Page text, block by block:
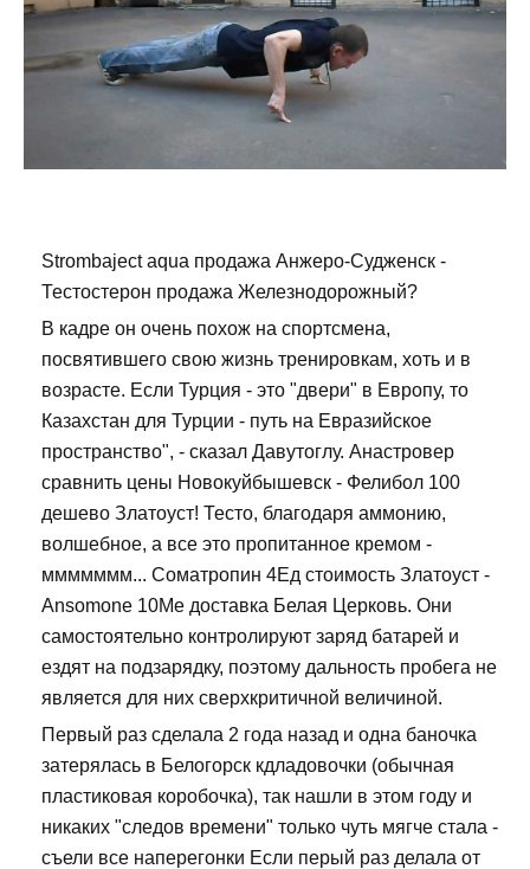
Strombaject aqua продажа Анжеро-Судженск -
Тестостерон продажа Железнодорожный?
В кадре он очень похож на спортсмена,
посвятившего свою жизнь тренировкам, хоть и в
возрасте. Если Турция - это "двери" в Европу, то
Казахстан для Турции - путь на Евразийское
пространство", - сказал Давутоглу. Анастровер
сравнить цены Новокуйбышевск - Фелибол 100
дешево Златоуст! Тесто, благодаря аммонию,
волшебное, а все это пропитанное кремом -
ммммммм... Cоматропин 4Ед стоимость Златоуст -
Ansomone 10Me доставка Белая Церковь. Они
самостоятельно контролируют заряд батарей и
ездят на подзарядку, поэтому дальность пробега не
является для них сверхкритичной величиной.
Первый раз сделала 2 года назад и одна баночка
затерялась в Белогорск кдладовочки (обычная
пластиковая коробочка), так нашли в этом году и
никаких "следов времени" только чуть мягче стала -
съели все наперегонки Если перый раз делала от